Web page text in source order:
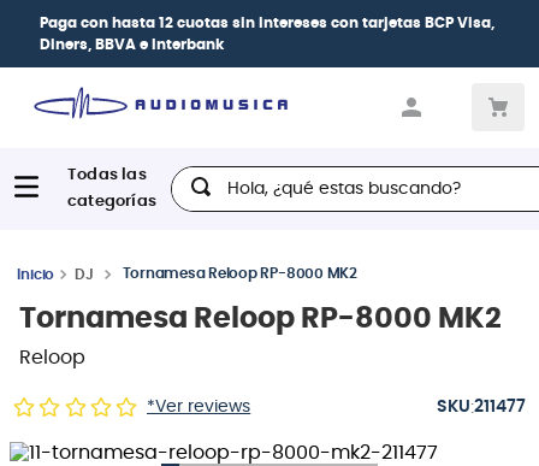
Paga con hasta 12 cuotas sin intereses con tarjetas BCP Visa,
Diners, BBVA e Interbank
Hola, ¿qué estas buscando?
DJ Tornamesa Reloop RP-8000 MK2
Tornamesa Reloop RP-8000 MK2
Reloop
*Ver reviews :211477